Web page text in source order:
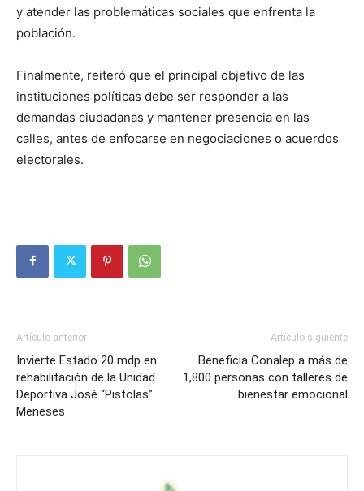
y atender las problemáticas sociales que enfrenta la
población.
Finalmente, reiteró que el principal objetivo de las
instituciones políticas debe ser responder a las
demandas ciudadanas y mantener presencia en las
calles, antes de enfocarse en negociaciones o acuerdos
electorales.
Artículo anterior
Invierte Estado 20 mdp en
rehabilitación de la Unidad
Deportiva José “Pistolas”
Meneses
Artículo siguiente
Beneficia Conalep a más de
1,800 personas con talleres de
bienestar emocional